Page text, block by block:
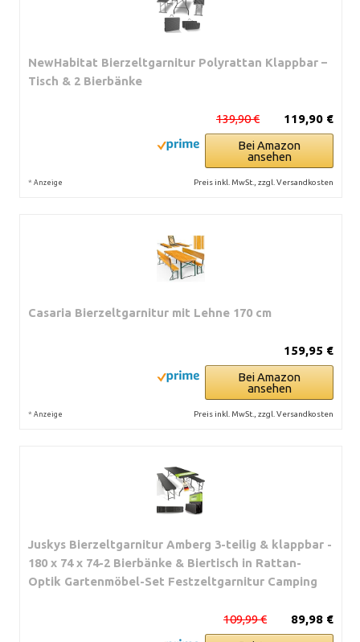
NewHabitat Bierzeltgarnitur Polyrattan Klappbar –
Tisch & 2 Bierbänke
119,90 €
139,90 €
Bei Amazon
ansehen
* Anzeige Preis inkl. MwSt., zzgl. Versandkosten
Casaria Bierzeltgarnitur mit Lehne 170 cm
159,95 €
Bei Amazon
ansehen
* Anzeige Preis inkl. MwSt., zzgl. Versandkosten
Juskys Bierzeltgarnitur Amberg 3-teilig & klappbar -
180 x 74 x 74-2 Bierbänke & Biertisch in Rattan-
Optik Gartenmöbel-Set Festzeltgarnitur Camping
89,98 €
109,99 €